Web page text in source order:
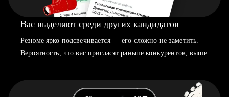
Вас выделяют среди других кандидатов
Резюме ярко подсвечивается — его сложно не заметить.
Вероятность, что вас пригласят раньше конкурентов, выше